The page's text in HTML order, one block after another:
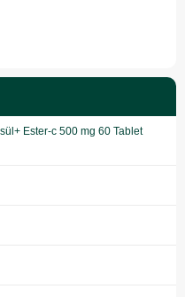
Ester-c 500 mg 60 Tablet